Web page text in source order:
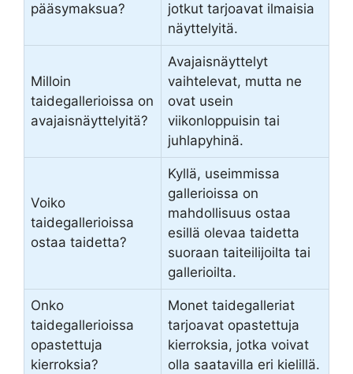
pääsymaksua?
jotkut tarjoavat ilmaisia
näyttelyitä.
Milloin
taidegallerioissa on
avajaisnäyttelyitä?
Avajaisnäyttelyt
vaihtelevat, mutta ne
ovat usein
viikonloppuisin tai
juhlapyhinä.
Voiko
taidegallerioissa
ostaa taidetta?
Kyllä, useimmissa
gallerioissa on
mahdollisuus ostaa
esillä olevaa taidetta
suoraan taiteilijoilta tai
gallerioilta.
Onko
taidegallerioissa
opastettuja
kierroksia?
Monet taidegalleriat
tarjoavat opastettuja
kierroksia, jotka voivat
olla saatavilla eri kielillä.